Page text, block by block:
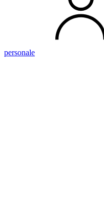
personale